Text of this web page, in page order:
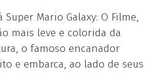
Mario Galaxy: O Filme,
mais leve e colorida da
o famoso encanador
e embarca, ao lado de seus